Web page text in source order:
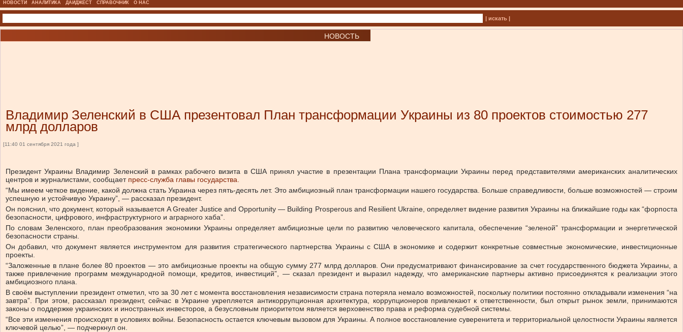
НОВОСТИ АНАЛИТИКА ДАЙДЖЕСТ СПРАВОЧНИК О НАС
| искать |
НОВОСТЬ
Владимир Зеленский в США презентовал План трансформации Украины из 80 проектов стоимостью 277
млрд долларов
[11:40 01 сентября 2021 года ]
Президент Украины Владимир Зеленский в рамках рабочего визита в США принял участие в презентации Плана трансформации Украины перед представителями американских аналитических
центров и журналистами, сообщаетпресс-служба главы государства.
“Мы имеем четкое видение, какой должна стать Украина через пять-десять лет. Это амбициозный план трансформации нашего государства. Больше справедливости, больше возможностей — строим
успешную и устойчивую Украину”, — рассказал президент.
Он пояснил, что документ, который называется A Greater Justice and Opportunity — Building Prosperous and Resilient Ukraine, определяет видение развития Украины на ближайшие годы как “форпоста
безопасности, цифрового, инфраструктурного и аграрного хаба”.
По словам Зеленского, план преобразования экономики Украины определяет амбициозные цели по развитию человеческого капитала, обеспечение “зеленой” трансформации и энергетической
безопасности страны.
Он добавил, что документ является инструментом для развития стратегического партнерства Украины с США в экономике и содержит конкретные совместные экономические, инвестиционные
проекты.
“Заложенные в плане более 80 проектов — это амбициозные проекты на общую сумму 277 млрд долларов. Они предусматривают финансирование за счет государственного бюджета Украины, а
также привлечение программ международной помощи, кредитов, инвестиций”, — сказал президент и выразил надежду, что американские партнеры активно присоединятся к реализации этого
амбициозного плана.
В своём выступлении президент отметил, что за 30 лет с момента восстановления независимости страна потеряла немало возможностей, поскольку политики постоянно откладывали изменения “на
завтра”. При этом, рассказал президент, сейчас в Украине укрепляется антикоррупционная архитектура, коррупционеров привлекают к ответственности, был открыт рынок земли, принимаются
законы о поддержке украинских и иностранных инвесторов, а безусловным приоритетом является верховенство права и реформа судебной системы.
“Все эти изменения происходят в условиях войны. Безопасность остается ключевым вызовом для Украины. А полное восстановление суверенитета и территориальной целостности Украины является
ключевой целью”, — подчеркнул он.